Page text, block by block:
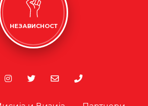
НЕЗАВИСНОСТ